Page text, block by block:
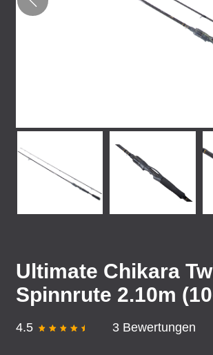
Ultimate Chikara
Spinnrute 2.10m
4.5 3 Bewertungen